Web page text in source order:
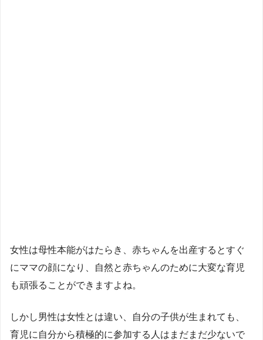
女性は母性本能がはたらき、赤ちゃんを出産するとすぐ
にママの顔になり、自然と赤ちゃんのために大変な育児
も頑張ることができますよね。
しかし男性は女性とは違い、自分の子供が生まれても、
育児に自分から積極的に参加する人はまだまだ少ないで